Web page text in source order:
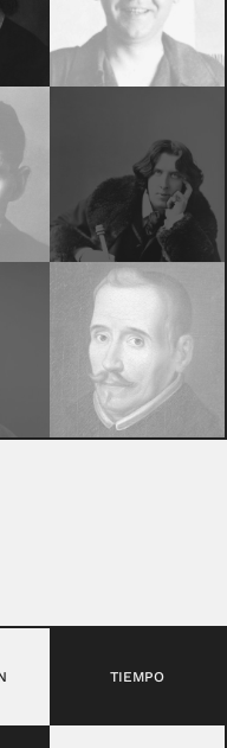
TIEMPO